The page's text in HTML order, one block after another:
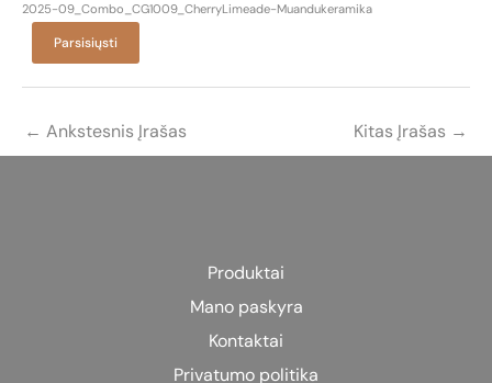
2025-09_Combo_CG1009_CherryLimeade-Muandukeramika
Parsisiųsti
← Ankstesnis Įrašas Kitas Įrašas →
Produktai
Mano paskyra
Kontaktai
Privatumo politika